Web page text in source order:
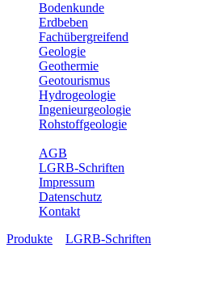
Bodenkunde
Erdbeben
Fachübergreifend
Geologie
Geothermie
Geotourismus
Hydrogeologie
Ingenieurgeologie
Rohstoffgeologie
AGB
LGRB-Schriften
Impressum
Datenschutz
Kontakt
Produkte
LGRB-Schriften